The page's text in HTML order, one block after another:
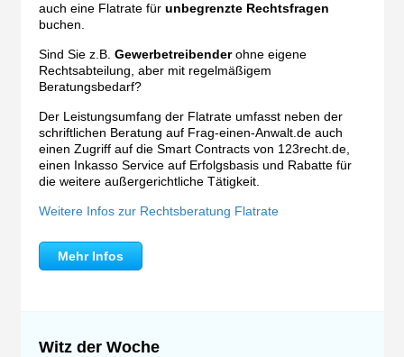
auch eine Flatrate für unbegrenzte Rechtsfragen
buchen.
Sind Sie z.B. Gewerbetreibenderohne eigene
Rechtsabteilung, aber mit regelmäßigem
Beratungsbedarf?
Der Leistungsumfang der Flatrate umfasst neben der
schriftlichen Beratung auf Frag-einen-Anwalt.de auch
einen Zugriff auf die Smart Contracts von 123recht.de,
einen Inkasso Service auf Erfolgsbasis und Rabatte für
die weitere außergerichtliche Tätigkeit.
Weitere Infos zur Rechtsberatung Flatrate
Mehr Infos
Witz der Woche